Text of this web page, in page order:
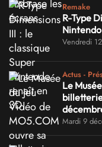
Remake
R-Type
Vendredi
Actus -
Le
Mardi 9